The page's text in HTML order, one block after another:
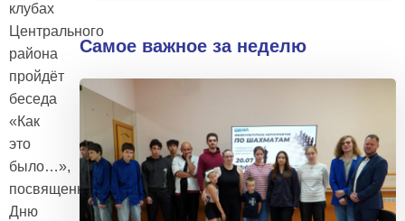
клубах
Центрального
района
пройдёт
беседа
«Как
это
было…»,
посвященная
Дню
Самое важное за неделю